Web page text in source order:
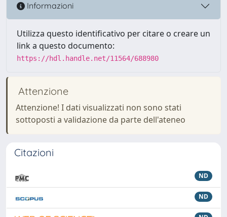
Informazioni
Utilizza questo identificativo per citare o creare un
link a questo documento:
https://hdl.handle.net/11564/688980
Attenzione
Attenzione! I dati visualizzati non sono stati
sottoposti a validazione da parte dell'ateneo
Citazioni
ND
ND